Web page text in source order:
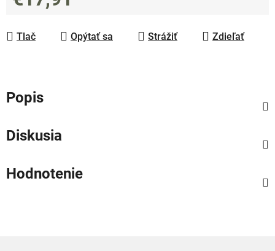
Tlač
Opýtať sa Strážiť Zdieľať
Popis
Diskusia
Hodnotenie